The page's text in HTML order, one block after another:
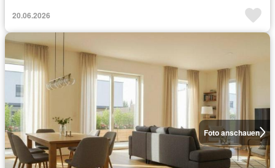
20.06.2026
Foto anschauen